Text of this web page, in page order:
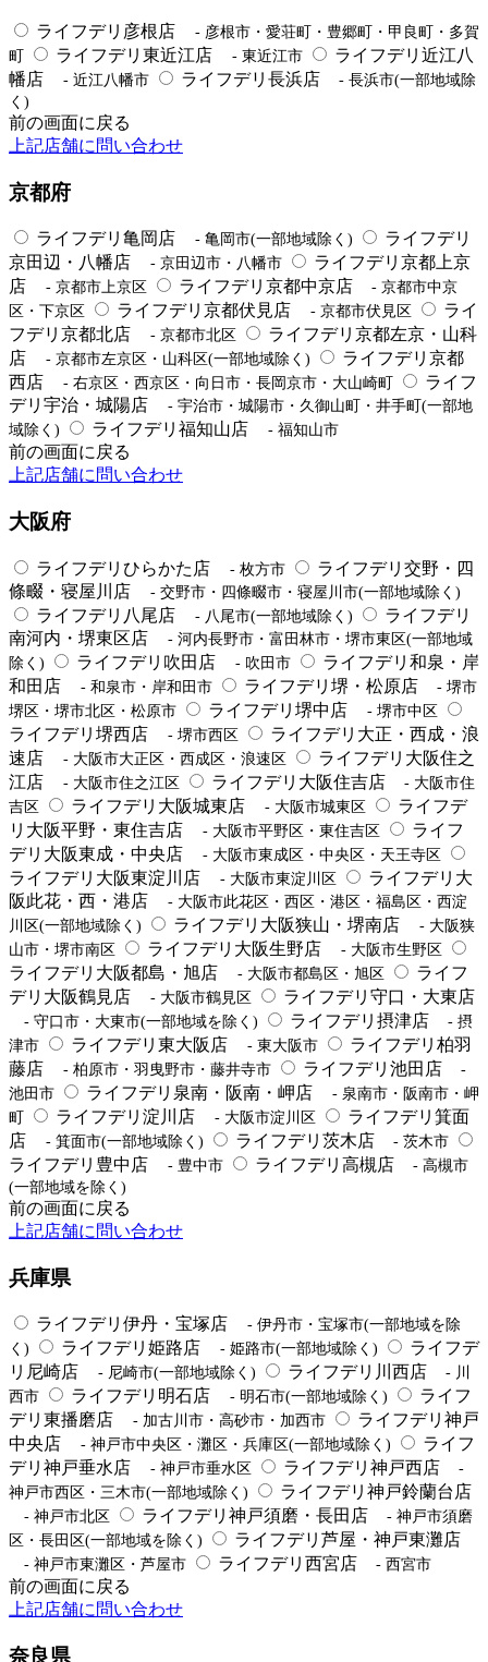
ライフデリ彦根店
- 彦根市・愛荘町・豊郷町・甲良町・多賀
町
ライフデリ東近江店 - 東近江市
ライフデリ近江八
幡店
- 近江八幡市 ライフデリ長浜店
- 長浜市(一部地域除
く)
前の画面に戻る
上記店舗に問い合わせ
京都府
ライフデリ亀岡店 - 亀岡市(一部地域除く)
ライフデリ
京田辺・八幡店
- 京田辺市・八幡市
ライフデリ京都上京
店
- 京都市上京区 ライフデリ京都中京店
- 京都市中京
区・下京区
ライフデリ京都伏見店 - 京都市伏見区
ライ
フデリ京都北店
- 京都市北区
ライフデリ京都左京・山科
店
- 京都市左京区・山科区(一部地域除く)
ライフデリ京都
西店
- 右京区・西京区・向日市・長岡京市・大山崎町
ライフ
デリ宇治・城陽店
- 宇治市・城陽市・久御山町・井手町(一部地
域除く)
ライフデリ福知山店 - 福知山市
前の画面に戻る
上記店舗に問い合わせ
大阪府
ライフデリひらかた店 - 枚方市
ライフデリ交野・四
條畷・寝屋川店
- 交野市・四條畷市・寝屋川市(一部地域除く)
ライフデリ八尾店 - 八尾市(一部地域除く)
ライフデリ
南河内・堺東区店
- 河内長野市・富田林市・堺市東区(一部地域
除く)
ライフデリ吹田店 - 吹田市
ライフデリ和泉・岸
和田店
- 和泉市・岸和田市 ライフデリ堺・松原店
- 堺市
堺区・堺市北区・松原市
ライフデリ堺中店 - 堺市中区
ライフデリ堺西店 - 堺市西区
ライフデリ大正・西成・浪
速店
- 大阪市大正区・西成区・浪速区
ライフデリ大阪住之
江店
- 大阪市住之江区 ライフデリ大阪住吉店
- 大阪市住
吉区
ライフデリ大阪城東店 - 大阪市城東区
ライフデ
リ大阪平野・東住吉店
- 大阪市平野区・東住吉区
ライフ
デリ大阪東成・中央店
- 大阪市東成区・中央区・天王寺区
ライフデリ大阪東淀川店 - 大阪市東淀川区
ライフデリ大
阪此花・西・港店
- 大阪市此花区・西区・港区・福島区・西淀
川区(一部地域除く)
ライフデリ大阪狭山・堺南店
- 大阪狭
山市・堺市南区
ライフデリ大阪生野店 - 大阪市生野区
ライフデリ大阪都島・旭店 - 大阪市都島区・旭区
ライフ
デリ大阪鶴見店
- 大阪市鶴見区 ライフデリ守口・大東店
- 守口市・大東市(一部地域を除く) ライフデリ摂津店
- 摂
津市
ライフデリ東大阪店 - 東大阪市
ライフデリ柏羽
藤店
- 柏原市・羽曳野市・藤井寺市 ライフデリ池田店
-
池田市
ライフデリ泉南・阪南・岬店
- 泉南市・阪南市・岬
町
ライフデリ淀川店 - 大阪市淀川区
ライフデリ箕面
店
- 箕面市(一部地域除く) ライフデリ茨木店 - 茨木市
ライフデリ豊中店 - 豊中市 ライフデリ高槻店
- 高槻市
(一部地域を除く)
前の画面に戻る
上記店舗に問い合わせ
兵庫県
ライフデリ伊丹・宝塚店
- 伊丹市・宝塚市(一部地域を除
く)
ライフデリ姫路店 - 姫路市(一部地域除く)
ライフデ
リ尼崎店
- 尼崎市(一部地域除く) ライフデリ川西店
- 川
西市
ライフデリ明石店 - 明石市(一部地域除く)
ライフ
デリ東播磨店
- 加古川市・高砂市・加西市
ライフデリ神戸
中央店
- 神戸市中央区・灘区・兵庫区(一部地域除く)
ライフ
デリ神戸垂水店
- 神戸市垂水区 ライフデリ神戸西店
-
神戸市西区・三木市(一部地域除く)
ライフデリ神戸鈴蘭台店
- 神戸市北区 ライフデリ神戸須磨・長田店
- 神戸市須磨
区・長田区(一部地域を除く)
ライフデリ芦屋・神戸東灘店
- 神戸市東灘区・芦屋市 ライフデリ西宮店 - 西宮市
前の画面に戻る
上記店舗に問い合わせ
奈良県